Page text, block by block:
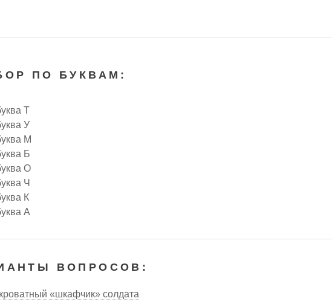
ПО БУКВАМ:
Т
У
М
Б
О
Ч
К
А
ВОПРОСОВ:
«шкафчик» солдата